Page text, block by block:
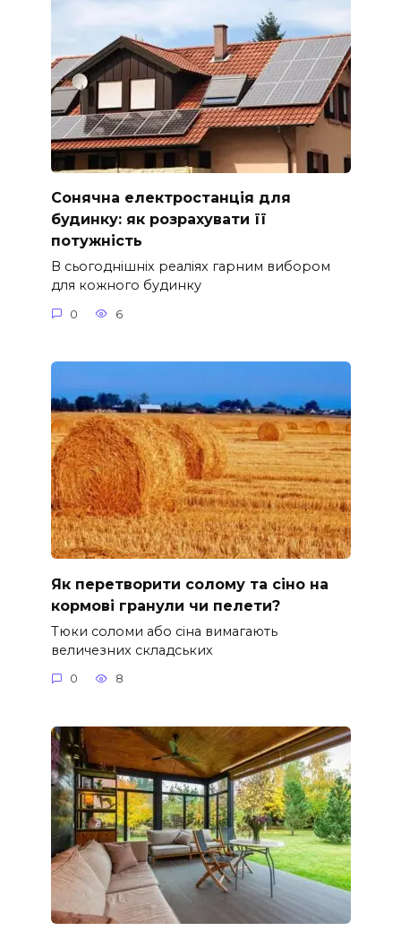
Сонячна електростанція для
будинку: як розрахувати її
потужність
В сьогоднішніх реаліях гарним вибором
для кожного будинку
0 6
Як перетворити солому та сіно на
кормові гранули чи пелети?
Тюки соломи або сіна вимагають
величезних складських
0 8